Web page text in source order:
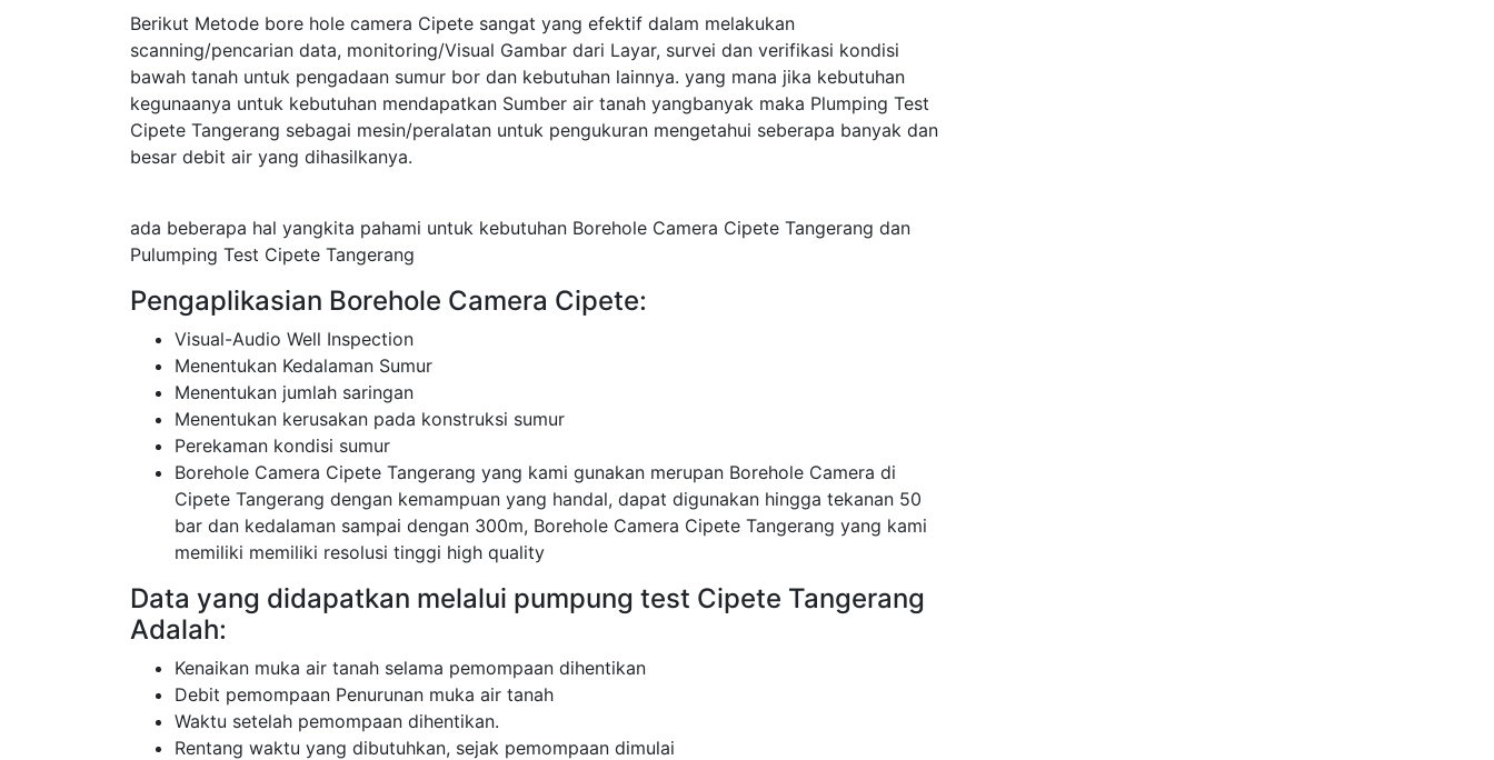
Berikut Metode bore hole camera Cipete sangat yang efektif dalam melakukan
scanning/pencarian data, monitoring/Visual Gambar dari Layar, survei dan verifikasi kondisi
bawah tanah untuk pengadaan sumur bor dan kebutuhan lainnya. yang mana jika kebutuhan
kegunaanya untuk kebutuhan mendapatkan Sumber air tanah yangbanyak maka Plumping Test
Cipete Tangerang sebagai mesin/peralatan untuk pengukuran mengetahui seberapa banyak dan
besar debit air yang dihasilkanya.
ada beberapa hal yangkita pahami untuk kebutuhan Borehole Camera Cipete Tangerang dan
Pulumping Test Cipete Tangerang
Pengaplikasian Borehole Camera Cipete:
Visual-Audio Well Inspection
Menentukan Kedalaman Sumur
Menentukan jumlah saringan
Menentukan kerusakan pada konstruksi sumur
Perekaman kondisi sumur
Borehole Camera Cipete Tangerang yang kami gunakan merupan Borehole Camera di
Cipete Tangerang dengan kemampuan yang handal, dapat digunakan hingga tekanan 50
bar dan kedalaman sampai dengan 300m, Borehole Camera Cipete Tangerang yang kami
memiliki memiliki resolusi tinggi high quality
Data yang didapatkan melalui pumpung test Cipete Tangerang
Adalah:
Kenaikan muka air tanah selama pemompaan dihentikan
Debit pemompaan Penurunan muka air tanah
Waktu setelah pemompaan dihentikan.
Rentang waktu yang dibutuhkan, sejak pemompaan dimulai